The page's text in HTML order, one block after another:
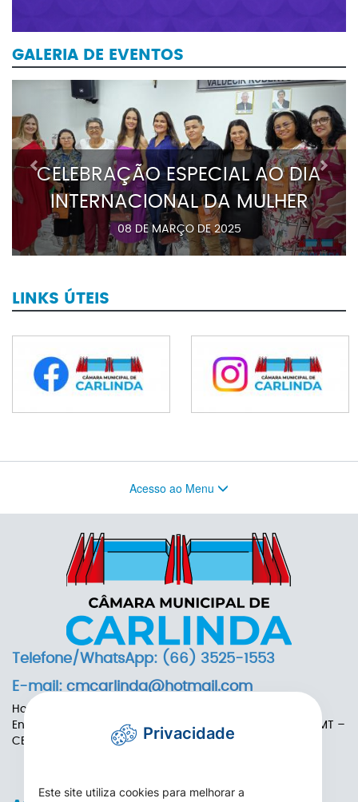
GALERIA DE EVENTOS
CELEBRAÇÃO ESPECIAL AO DIA
INTERNACIONAL DA MULHER
08 DE MARÇO DE 2025
Previous Next
LINKS ÚTEIS
Acesso ao Menu
Telefone/WhatsApp: (66) 3525-1553
E-mail: cmcarlinda@hotmail.com
Horário de Funcionamento: das 7h às 13h
Endereço: Rua das Adálias, nº 646, Centro de Carlinda-MT –
CEP: 78587-000
Privacidade
Este site utiliza cookies para melhorar a